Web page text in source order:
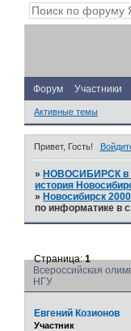
Форум Участники
Активные темы
Привет, Гость!
» НОВОСИБИРСК в
история
» Новосибирск
по информатике в
Всероссийская
НГУ
Страница:1
Евгений Козионов
Участник